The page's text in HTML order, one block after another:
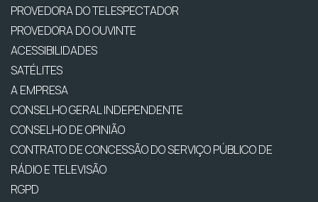
PROVEDORA DO TELESPECTADOR
PROVEDORA DO OUVINTE
ACESSIBILIDADES
SATÉLITES
A EMPRESA
CONSELHO GERAL INDEPENDENTE
CONSELHO DE OPINIÃO
CONTRATO DE CONCESSÃO DO SERVIÇO PÚBLICO DE
RÁDIO E TELEVISÃO
RGPD